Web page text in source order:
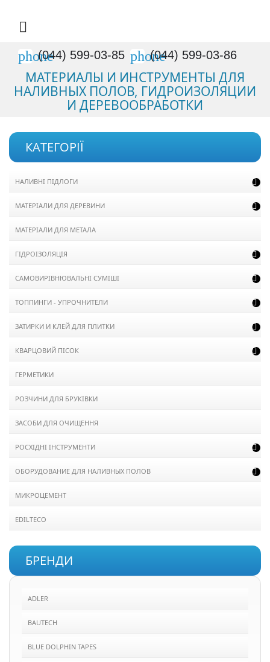

phone
(044) 599-03-85 phone
(044) 599-03-86
МАТЕРИАЛЫ И ИНСТРУМЕНТЫ ДЛЯ
НАЛИВНЫХ ПОЛОВ, ГИДРОИЗОЛЯЦИИ
И ДЕРЕВООБРАБОТКИ
КАТЕГОРІЇ
НАЛИВНІ ПІДЛОГИ 
МАТЕРІАЛИ ДЛЯ ДЕРЕВИНИ 
МАТЕРІАЛИ ДЛЯ МЕТАЛА
ГІДРОІЗОЛЯЦІЯ 
САМОВИРІВНЮВАЛЬНІ СУМІШІ 
ТОППИНГИ - УПРОЧНИТЕЛИ 
ЗАТИРКИ И КЛЕЙ ДЛЯ ПЛИТКИ 
КВАРЦОВИЙ ПІСОК 
ГЕРМЕТИКИ
РОЗЧИНИ ДЛЯ БРУКІВКИ
ЗАСОБИ ДЛЯ ОЧИЩЕННЯ
РОСХІДНІ ІНСТРУМЕНТИ 
ОБОРУДОВАНИЕ ДЛЯ НАЛИВНЫХ ПОЛОВ 
МИКРОЦЕМЕНТ
EDILTECO
БРЕНДИ
ADLER
BAUTECH
BLUE DOLPHIN TAPES